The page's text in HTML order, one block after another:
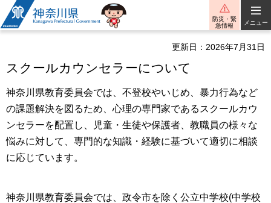
神奈川県
防災・緊
急情報
メニュー
更新日：2026年7月31日
スクールカウンセラーについて
神奈川県教育委員会では、不登校やいじめ、暴力行為など
の課題解決を図るため、心理の専門家であるスクールカウ
ンセラーを配置し、児童・生徒や保護者、教職員の様々な
悩みに対して、専門的な知識・経験に基づいて適切に相談
に応じています。
神奈川県教育委員会では、政令市を除く公立中学校(中学校